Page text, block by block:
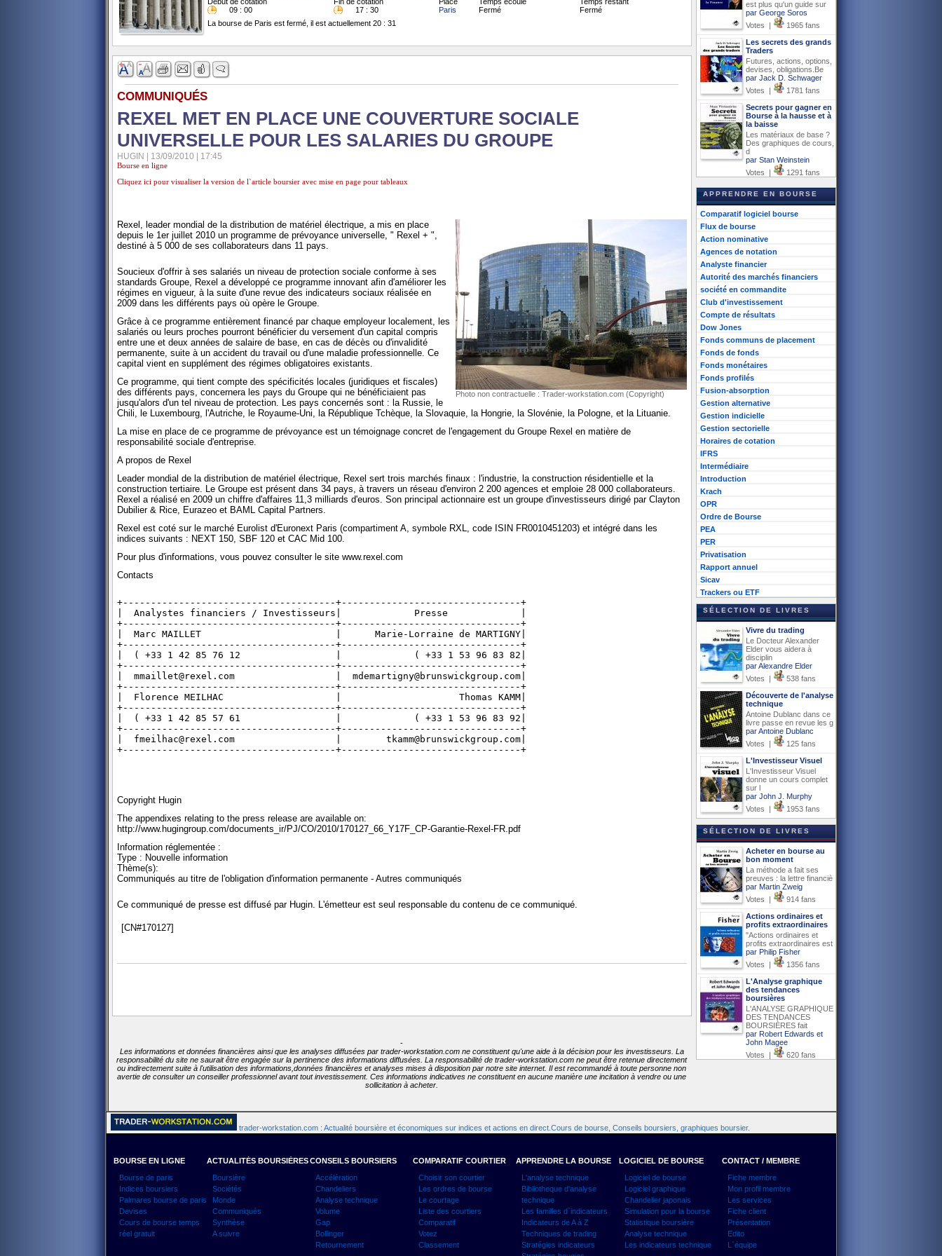
09 : 00
17 : 30 Paris Fermé
Fermé
La bourse de Paris est fermé, il est actuellement 20 : 31
COMMUNIQUÉS
REXEL MET EN PLACE UNE COUVERTURE SOCIALE
UNIVERSELLE POUR LES SALARIES DU GROUPE
HUGIN | 13/09/2010 | 17:45
Bourse en ligne
Cliquez ici pour visualiser la version de l`article boursier avec mise en page pour tableaux
Photo non contractuelle : Trader-workstation.com (Copyright)
Rexel, leader mondial de la distribution de matériel électrique, a mis en place
depuis le 1er juillet 2010 un programme de prévoyance universelle, " Rexel + ",
destiné à 5 000 de ses collaborateurs dans 11 pays.
Soucieux d'offrir à ses salariés un niveau de protection sociale conforme à ses
standards Groupe, Rexel a développé ce programme innovant afin d'améliorer les
régimes en vigueur, à la suite d'une revue des indicateurs sociaux réalisée en
2009 dans les différents pays où opère le Groupe.
Grâce à ce programme entièrement financé par chaque employeur localement, les
salariés ou leurs proches pourront bénéficier du versement d'un capital compris
entre une et deux années de salaire de base, en cas de décès ou d'invalidité
permanente, suite à un accident du travail ou d'une maladie professionnelle. Ce
capital vient en supplément des régimes obligatoires existants.
Ce programme, qui tient compte des spécificités locales (juridiques et fiscales)
des différents pays, concernera les pays du Groupe qui ne bénéficiaient pas
jusqu'alors d'un tel niveau de protection. Les pays concernés sont : la Russie, le
Chili, le Luxembourg, l'Autriche, le Royaume-Uni, la République Tchèque, la Slovaquie, la Hongrie, la Slovénie, la Pologne, et la Lituanie.
La mise en place de ce programme de prévoyance est un témoignage concret de l'engagement du Groupe Rexel en matière de
responsabilité sociale d'entreprise.
A propos de Rexel
Leader mondial de la distribution de matériel électrique, Rexel sert trois marchés finaux : l'industrie, la construction résidentielle et la
construction tertiaire. Le Groupe est présent dans 34 pays, à travers un réseau d'environ 2 200 agences et emploie 28 000 collaborateurs.
Rexel a réalisé en 2009 un chiffre d'affaires 11,3 milliards d'euros. Son principal actionnaire est un groupe d'investisseurs dirigé par Clayton
Dubilier & Rice, Eurazeo et BAML Capital Partners.
Rexel est coté sur le marché Eurolist d'Euronext Paris (compartiment A, symbole RXL, code ISIN FR0010451203) et intégré dans les
indices suivants : NEXT 150, SBF 120 et CAC Mid 100.
Pour plus d'informations, vous pouvez consulter le site www.rexel.com
Contacts
+--------------------------------------+--------------------------------+
|  Analystes financiers / Investisseurs|             Presse             |
+--------------------------------------+--------------------------------+
|  Marc MAILLET                        |      Marie-Lorraine de MARTIGNY|
+--------------------------------------+--------------------------------+
|  ( +33 1 42 85 76 12                 |             ( +33 1 53 96 83 82|
+--------------------------------------+--------------------------------+
|  mmaillet@rexel.com                  |  mdemartigny@brunswickgroup.com|
+--------------------------------------+--------------------------------+
|  Florence MEILHAC                    |                     Thomas KAMM|
+--------------------------------------+--------------------------------+
|  ( +33 1 42 85 57 61                 |             ( +33 1 53 96 83 92|
+--------------------------------------+--------------------------------+
|  fmeilhac@rexel.com                  |        tkamm@brunswickgroup.com|
+--------------------------------------+--------------------------------+
Copyright Hugin
The appendixes relating to the press release are available on:
http://www.hugingroup.com/documents_ir/PJ/CO/2010/170127_66_Y17F_CP-Garantie-Rexel-FR.pdf
Information réglementée :
Type : Nouvelle information
Thème(s):
Communiqués au titre de l'obligation d'information permanente - Autres communiqués
Ce communiqué de presse est diffusé par Hugin. L'émetteur est seul responsable du contenu de ce communiqué.
[CN#170127]
-
Les informations et données financières ainsi que les analyses diffusées par trader-workstation.com ne constituent qu'une aide à la décision pour les investisseurs. La
responsabilité du site ne saurait être engagée sur la pertinence des informations diffusées. La responsabilité de trader-workstation.com ne peut être retenue directement
ou indirectement suite à l'utilisation des informations,données financières et analyses mises à disposition par notre site internet. Il est recommandé à toute personne non
avertie de consulter un conseiller professionnel avant tout investissement. Ces informations indicatives ne constituent en aucune manière une incitation à vendre ou une
sollicitation à acheter.
est plus qu'un guide sur
par George Soros
Votes |
1965 fans
Les secrets des grands
Traders
Futures, actions, options,
devises, obligations.Be
par Jack D. Schwager
Votes |
1781 fans
Secrets pour gagner en
Bourse à la hausse et à
la baisse
Les matériaux de base ?
Des graphiques de cours,
d
par Stan Weinstein
Votes |
1291 fans
APPRENDRE EN BOURSE
Comparatif logiciel bourse
Flux de bourse
Action nominative
Agences de notation
Analyste financier
Autorité des marchés financiers
société en commandite
Club d'investissement
Compte de résultats
Dow Jones
Fonds communs de placement
Fonds de fonds
Fonds monétaires
Fonds profilés
Fusion-absorption
Gestion alternative
Gestion indicielle
Gestion sectorielle
Horaires de cotation
IFRS
Intermédiaire
Introduction
Krach
OPR
Ordre de Bourse
PEA
PER
Privatisation
Rapport annuel
Sicav
Trackers ou ETF
SÉLECTION DE LIVRES
Vivre du trading
Le Docteur Alexander
Elder vous aidera à
disciplin
par Alexandre Elder
Votes |
538 fans
Découverte de l'analyse
technique
Antoine Dublanc dans ce
livre passe en revue les g
par Antoine Dublanc
Votes |
125 fans
L'Investisseur Visuel
L'Investisseur Visuel
donne un cours complet
sur l
par John J. Murphy
Votes |
1953 fans
SÉLECTION DE LIVRES
Acheter en bourse au
bon moment
La méthode a fait ses
preuves : la lettre financiè
par Martin Zweig
Votes |
914 fans
Actions ordinaires et
profits extraordinaires
"Actions ordinaires et
profits extraordinaires est
par Philip Fisher
Votes |
1356 fans
L'Analyse graphique
des tendances
boursières
L'ANALYSE GRAPHIQUE
DES TENDANCES
BOURSIÈRES fait
par Robert Edwards et
John Magee
Votes |
620 fans
trader-workstation.com : Actualité boursière et économiques sur indices et actions en direct.Cours de bourse, Conseils boursiers, graphiques boursier.
BOURSE EN LIGNE
Bourse de paris
Indices boursiers
Palmares bourse de paris
Devises
Cours de bourse temps
réel gratuit
ACTUALITÉS BOURSIÈRES
Boursière
Sociétés
Monde
Communiqués
Synthèse
A suivre
CONSEILS BOURSIERS
Accélération
Chandeliers
Analyse technique
Volume
Gap
Bollinger
Retournement
COMPARATIF COURTIER
Choisir son courtier
Les ordres de bourse
Le courtage
Liste des courtiers
Comparatif
Votez
Classement
APPRENDRE LA BOURSE
L'analyse technique
Bibliotheque d'analyse
technique
Les familles d`indicateurs
Indicateurs de A à Z
Techniques de trading
Stratégies indicateurs
LOGICIEL DE BOURSE
Logiciel de bourse
Logiciel graphique
Chandelier japonais
Simulation pour la bourse
Statistique boursière
Analyse technique
Les indicateurs technique
CONTACT / MEMBRE
Fiche membre
Mon profil membre
Les services
Fiche client
Présentation
Edito
L`équipe